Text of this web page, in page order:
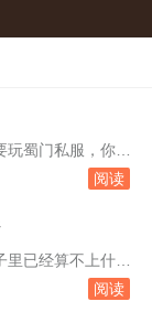
蜀门私服，你需
端，通常是207或2
，然后百度蜀门
缩的时候一定要关
也。蜀山私服 ...
阅读
已经算不上什么
模拟鼠标拖拽地
阅读